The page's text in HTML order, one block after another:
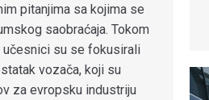
pitanjima sa kojima se
saobraćaja. Tokom
učesnici su se fokusirali
vozača, koji su
za evropsku industriju